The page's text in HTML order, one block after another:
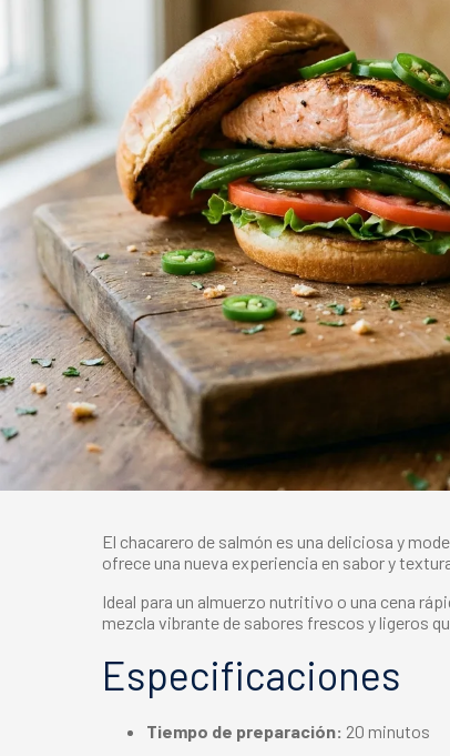
El chacarero de salmón es una deliciosa y
ofrece una nueva experiencia en sabor y
Ideal para un almuerzo nutritivo o una cena
mezcla vibrante de sabores frescos y ligeros
Especificaciones
Tiempo de preparación: 20 minutos